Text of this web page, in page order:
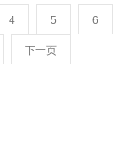
4 5 6
下一页